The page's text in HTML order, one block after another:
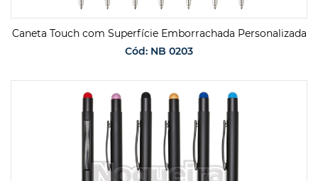
Caneta Touch com Superfície Emborrachada Personalizada
Cód: NB 0203
SOLICITAR ORÇAMENTO